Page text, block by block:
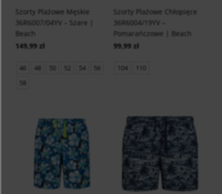
Szorty Plażowe Męskie
36R6007/04YV – Szare |
Beach
149,99 zł
46 48 50 52 54
56
58
Szorty Plażowe Chłopięce
36R6004/19YV –
Pomarańczowe | Beach
99,99 zł
104 110